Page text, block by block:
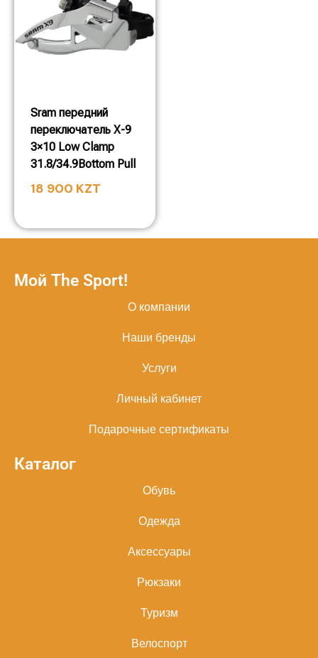
Sram передний
переключатель X-9
3×10 Low Clamp
31.8/34.9Bottom Pull
18 900 KZT
Мой The Sport!
О компании
Наши бренды
Услуги
Личный кабинет
Подарочные сертификаты
Каталог
Обувь
Одежда
Аксессуары
Рюкзаки
Туризм
Велоспорт